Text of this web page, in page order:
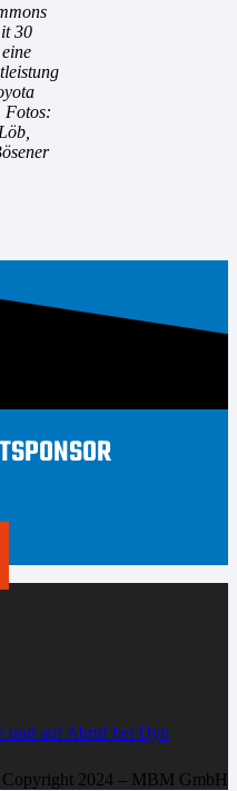
30
Fotos:
auf Abruf bei Dyn
Copyright 2024 – MBM GmbH